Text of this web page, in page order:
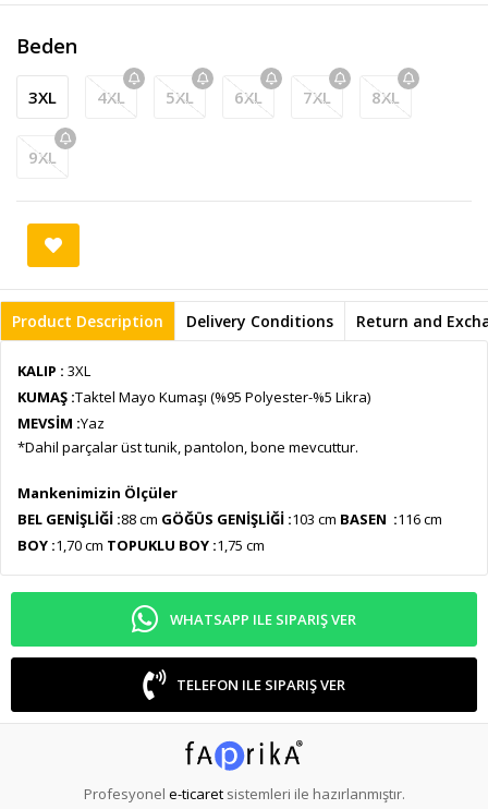
Beden
3XL 4XL 5XL 6XL 7XL 8XL
9XL
Product Description Delivery Conditions Return and
KALIP : 3XL
KUMAŞ :Taktel Mayo Kumaşı (%95 Polyester-%5 Likra)
MEVSİM :Yaz
*Dahil parçalar üst tunik, pantolon, bone mevcuttur.
Mankenimizin Ölçüler
BEL GENİŞLİĞİ :88 cm GÖĞÜS GENİŞLİĞİ :103 cm BASEN :116 cm
BOY :1,70 cm TOPUKLU BOY :1,75 cm
WHATSAPP ILE SIPARIŞ VER
TELEFON ILE SIPARIŞ VER
Profesyonel e-ticaretsistemleri ile hazırlanmıştır.